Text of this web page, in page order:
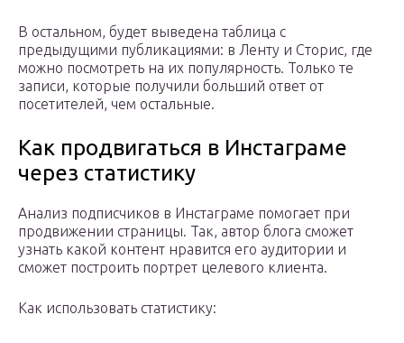
В остальном, будет выведена таблица с
предыдущими публикациями: в Ленту и Сторис, где
можно посмотреть на их популярность. Только те
записи, которые получили больший ответ от
посетителей, чем остальные.
Как продвигаться в Инстаграме
через статистику
Анализ подписчиков в Инстаграме помогает при
продвижении страницы. Так, автор блога сможет
узнать какой контент нравится его аудитории и
сможет построить портрет целевого клиента.
Как использовать статистику: